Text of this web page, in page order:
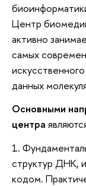
Центр
активно
самых
данных
Основными
центра
1.
структур ДНК,
кодом.